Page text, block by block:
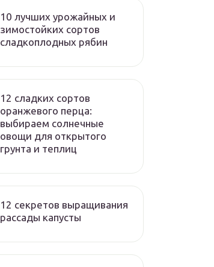
10 лучших урожайных и
зимостойких сортов
сладкоплодных рябин
12 сладких сортов
оранжевого перца:
выбираем солнечные
овощи для открытого
грунта и теплиц
12 секретов выращивания
рассады капусты